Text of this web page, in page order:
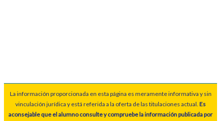
La información proporcionada en esta página es meramente informativa y sin
vinculación jurídica y está referida a la oferta de las titulaciones actual. Es
aconsejable que el alumno consulte y compruebe la información publicada por